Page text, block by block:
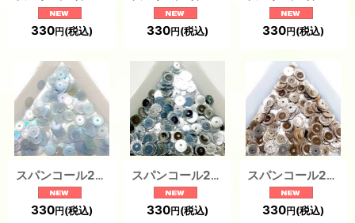
330円(税込) 330円(税込) 330円(税込)
スパンコール2469 クロック5mm グレー 1g
330円(税込)
スパンコール2468 クロック5mm シルバー 1g
330円(税込)
スパンコール2467 クロック5mm ゴールド 1g
330円(税込)